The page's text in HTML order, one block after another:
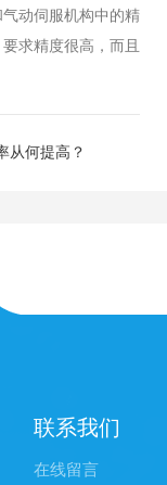
动伺服机构中的精
求精度很高，而且
从何提高？
联系我们
在线留言